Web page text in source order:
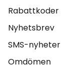
Rabattkoder
Nyhetsbrev
SMS-nyheter
Omdömen